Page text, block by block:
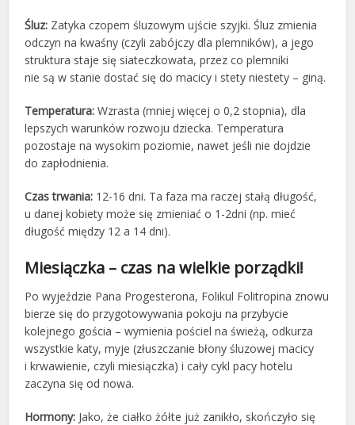
Śluz: Zatyka czopem śluzowym ujście szyjki. Śluz zmienia
odczyn na kwaśny (czyli zabójczy dla plemników), a jego
struktura staje się siateczkowata, przez co plemniki
nie są w stanie dostać się do macicy i stety niestety – giną.
Temperatura: Wzrasta (mniej więcej o 0,2 stopnia), dla
lepszych warunków rozwoju dziecka. Temperatura
pozostaje na wysokim poziomie, nawet jeśli nie dojdzie
do zapłodnienia.
Czas trwania: 12-16 dni. Ta faza ma raczej stałą długość,
u danej kobiety może się zmieniać o 1-2dni (np. mieć
długość między 12 a 14 dni).
Miesiączka – czas na wielkie porządki!
Po wyjeździe Pana Progesterona, Folikul Folitropina znowu
bierze się do przygotowywania pokoju na przybycie
kolejnego gościa – wymienia pościel na świeżą, odkurza
wszystkie katy, myje (złuszczanie błony śluzowej macicy
i krwawienie, czyli miesiączka) i cały cykl pacy hotelu
zaczyna się od nowa.
Hormony: Jako, że ciałko żółte już zanikło, skończyło się